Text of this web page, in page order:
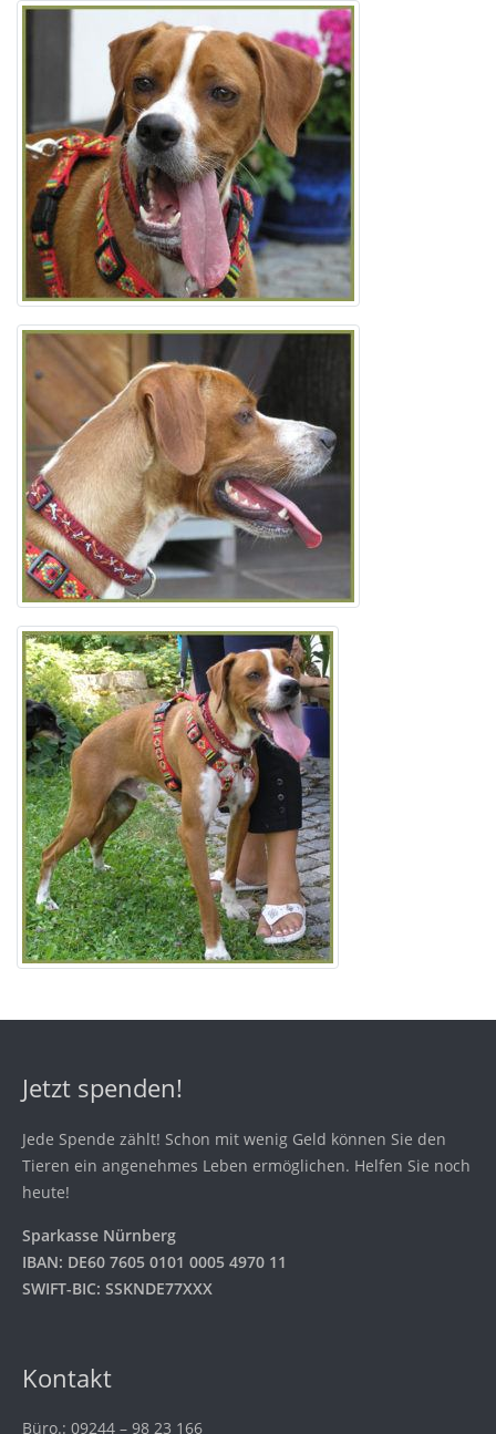
Jetzt spenden!
Jede Spende zählt! Schon mit wenig Geld können Sie den
Tieren ein angenehmes Leben ermöglichen. Helfen Sie noch
heute!
Sparkasse Nürnberg
IBAN: DE60 7605 0101 0005 4970 11
SWIFT-BIC: SSKNDE77XXX
Kontakt
Büro.: 09244 – 98 23 166